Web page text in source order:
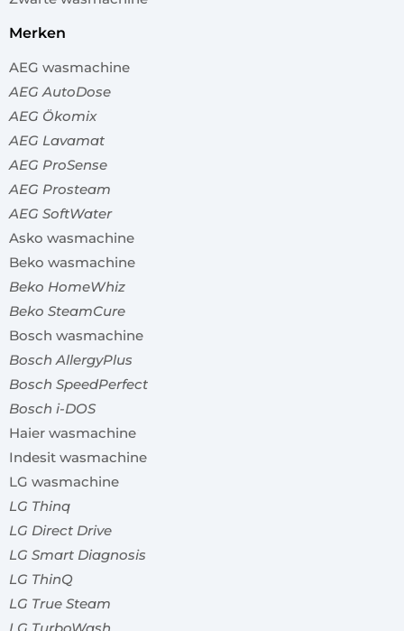
merken
AEG wasmachine
AEG AutoDose
AEG Ökomix
AEG Lavamat
AEG ProSense
AEG Prosteam
AEG SoftWater
Asko wasmachine
Beko wasmachine
Beko HomeWhiz
Beko SteamCure
Bosch wasmachine
Bosch AllergyPlus
Bosch SpeedPerfect
Bosch i-DOS
Haier wasmachine
Indesit wasmachine
LG wasmachine
LG Thinq
LG Direct Drive
LG Smart Diagnosis
LG ThinQ
LG True Steam